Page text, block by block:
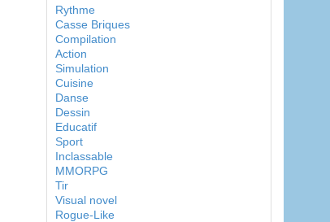
Rythme
Casse Briques
Compilation
Action
Simulation
Cuisine
Danse
Dessin
Educatif
Sport
Inclassable
MMORPG
Tir
Visual novel
Rogue-Like